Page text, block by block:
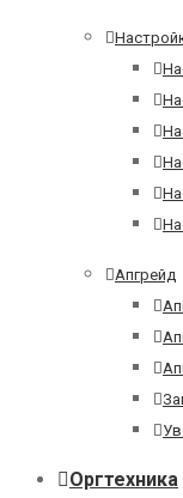
Апгрейд
Оргтехника